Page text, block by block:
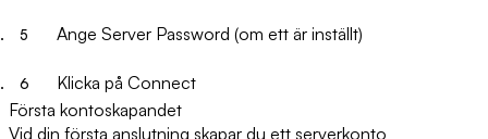
Ange Server Password (om ett är inställt)
Klicka på Connect
Första kontoskapandet
Vid din första anslutning skapar du ett serverkonto